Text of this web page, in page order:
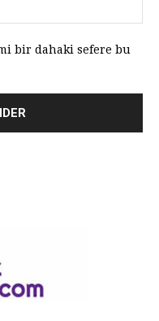
bir dahaki sefere bu